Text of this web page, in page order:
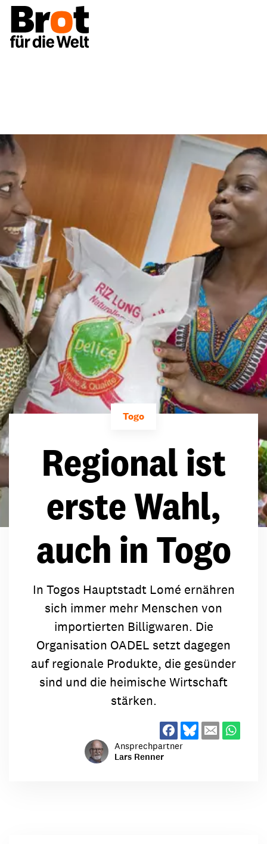
Togo
Regional ist
erste Wahl,
auch in Togo
In Togos Hauptstadt Lomé ernähren
sich immer mehr Menschen von
importierten Billigwaren. Die
Organisation OADEL setzt dagegen
auf regionale Produkte, die gesünder
sind und die heimische Wirtschaft
stärken.
Ansprechpartner
Lars Renner